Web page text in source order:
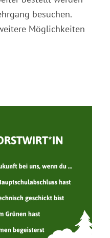
besuchen.
Möglichkeiten